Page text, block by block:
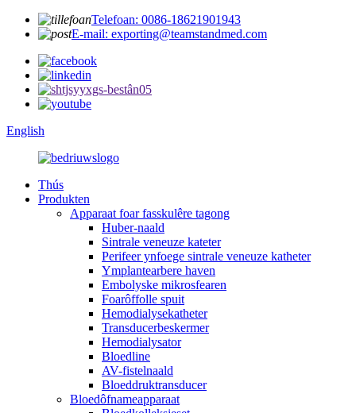
Telefoan: 0086-18621901943
E-mail: exporting@teamstandmed.com
English
Thús
Produkten
Apparaat foar fasskulêre tagong
Huber-naald
Sintrale veneuze kateter
Perifeer ynfoege sintrale veneuze katheter
Ymplantearbere haven
Embolyske mikrosfearen
Foarôffolle spuit
Hemodialysekatheter
Transducerbeskermer
Hemodialysator
Bloedline
AV-fistelnaald
Bloeddruktransducer
Bloedôfnameapparaat